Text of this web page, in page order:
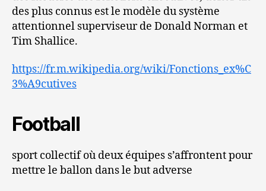
des plus connus est le modèle du système
attentionnel superviseur de Donald Norman et
Tim Shallice.
https://fr.m.wikipedia.org/wiki/Fonctions_ex%C
3%A9cutives
Football
sport collectif où deux équipes s’affrontent pour
mettre le ballon dans le but adverse